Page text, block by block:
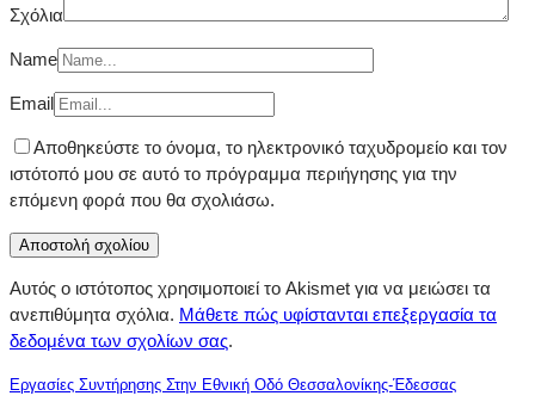
Σχόλια
Name
Email
Αποθηκεύστε το όνομα, το ηλεκτρονικό ταχυδρομείο και τον
ιστότοπό μου σε αυτό το πρόγραμμα περιήγησης για την
επόμενη φορά που θα σχολιάσω.
Αυτός ο ιστότοπος χρησιμοποιεί το Akismet για να μειώσει τα
ανεπιθύμητα σχόλια. Μάθετε πώς υφίστανται επεξεργασία τα
δεδομένα των σχολίων σας.
Εργασίες Συντήρησης Στην Εθνική Οδό Θεσσαλονίκης-Έδεσσας